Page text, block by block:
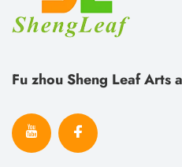
Fu zhou Sheng Leaf Arts